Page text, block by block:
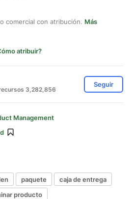
comercial con atribución. Más
atribuir?
3,282,856
Seguir
Management
paquete
caja de entrega
producto